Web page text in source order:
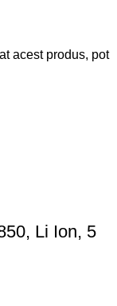
acest produs, pot
Li Ion, 5